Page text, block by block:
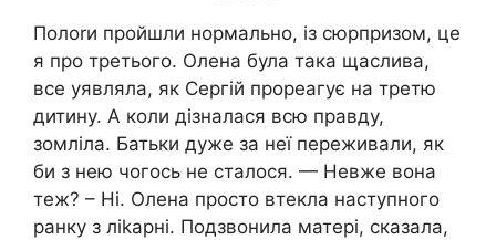
Полоrи пройшли нормально, із сюрпризом, це
я про третього. Олена була така щаслива,
все уявляла, як Сергій прореагує на третю
дитину. А коли дізналася всю правду,
зомліла. Батьки дуже за неї переживали, як
би з нею чогось не сталося. — Невже вона
теж? – Ні. Олена просто втекла наступного
ранку з ліkарні. Подзвонила матері, сказала,